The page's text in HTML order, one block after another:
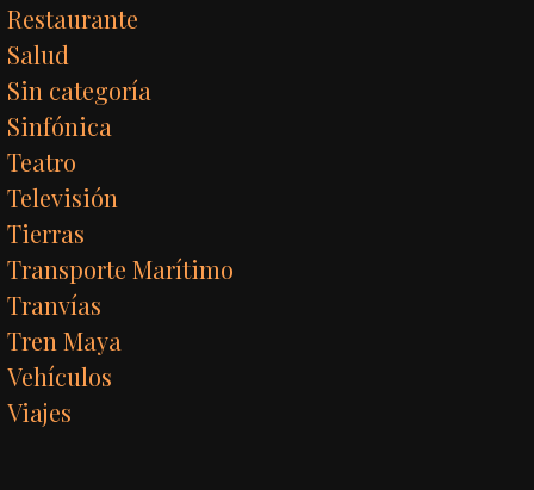
Restaurante
Salud
Sin categoría
Sinfónica
Teatro
Televisión
Tierras
Transporte Marítimo
Tranvías
Tren Maya
Vehículos
Viajes